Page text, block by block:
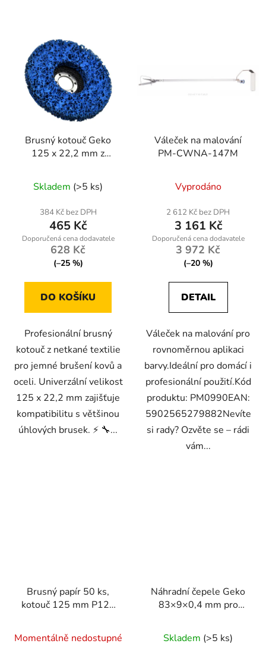
Brusný kotouč Geko
125 x 22,2 mm z
profesionální kvalita pro
brušení a čištění
Skladem (>5 ks)
384 Kč bez DPH
465 Kč
628 Kč
(–25 %)
DO KOŠÍKU
Profesionální brusný
kotouč z netkané textilie
pro jemné brušení kovů a
oceli. Univerzální velikost
125 x 22,2 mm zajišťuje
kompatibilitu s většinou
úhlových brusek. ⚡ 🔧...
Váleček na malování
PM-CWNA-147M
Vyprodáno
2 612 Kč bez DPH
3 161 Kč
3 972 Kč
(–20 %)
DETAIL
Váleček na malování pro
rovnoměrnou aplikaci
barvy.Ideální pro domácí i
profesionální použití.Kód
produktu: PM0990EAN:
5902565279882Nevíte
si rady? Ozvěte se – rádi
vám...
Brusný papír 50 ks,
kotouč 125 mm P120
KD11811
Momentálně nedostupné
Náhradní čepele Geko
83×9×0,4 mm pro
ocelové břity pro
precizní řezání
Skladem (>5 ks)